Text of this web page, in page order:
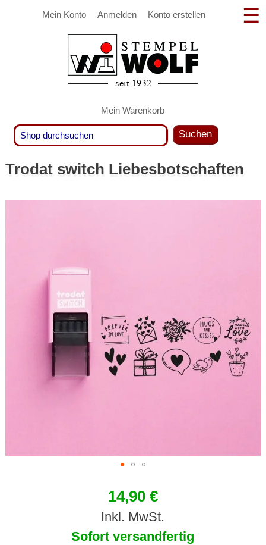
Mein Konto Anmelden Konto erstellen
Mein Warenkorb
Suchen
Trodat switch Liebesbotschaften
14,90 €
Inkl. MwSt.
Sofort versandfertig